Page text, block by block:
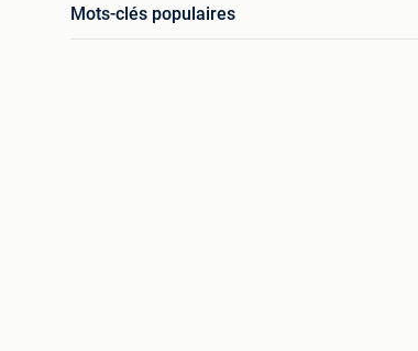
Mots-clés populaires